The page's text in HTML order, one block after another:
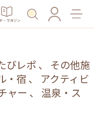
・マガジン
びレポ 、 その他施
・宿 、 アクティビ
ャー 、 温泉・ス